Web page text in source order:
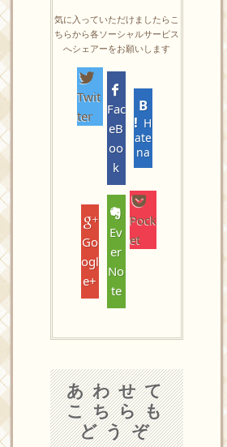
気に入っていただけましたらこ
ちらから各ソーシャルサービス
へシェアーをお願いします
Twit
ter
Fac
eB
oo
k
H
ate
na
Go
ogl
e+
Ev
er
No
te
Pock
et
あわせて
こちらも
どうぞ